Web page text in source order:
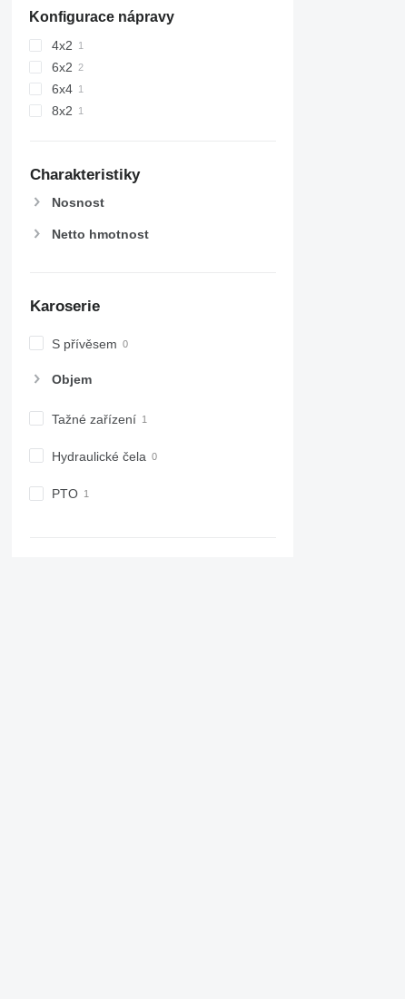
Konfigurace nápravy
4x2
6x2
6x4
8x2
Charakteristiky
Nosnost
Netto hmotnost
Karoserie
S přívěsem
Objem
Tažné zařízení
Hydraulické čela
PTO